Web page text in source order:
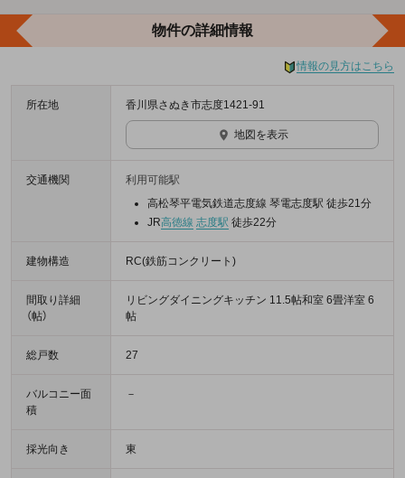
物件の詳細情報
情報の見方はこちら
所在地 香川県さぬき市志度1421-91
地図を表示
交通機関
利用可能駅
高松琴平電気鉄道志度線 琴電志度駅 徒歩21分
JR高徳線 志度駅 徒歩22分
建物構造 RC(鉄筋コンクリート)
間取り詳細
（帖）
リビングダイニングキッチン 11.5帖和室 6畳洋室 6
帖
総戸数 27
バルコニー面
積
－
採光向き 東